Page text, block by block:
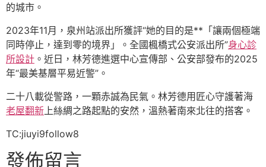
的城市。
2023年11月，泉州站派出所獲評“她的目的是**「讓兩個極端
同時停止，達到零的境界」。全國楓橋式公安派出所”身心診
所設計 。近日，林芳德進選中心宣傳部、公安部發布的2025
年“最美基層平易近警”。
二十八載從警路，一顆赤誠為民氣。林芳德用匠心守護著海
老屋翻新上絲綢之路起點的安然，溫熱著南來北往的搭客。
TC:jiuyi9follow8
發佈留言